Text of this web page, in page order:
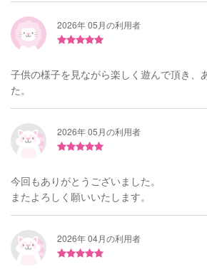
2026年 05月の利用者
子供の様子を見ながら楽しく遊んで頂き、
た。
2026年 05月の利用者
今回もありがとうございました。
またよろしく願いいたします。
2026年 04月の利用者